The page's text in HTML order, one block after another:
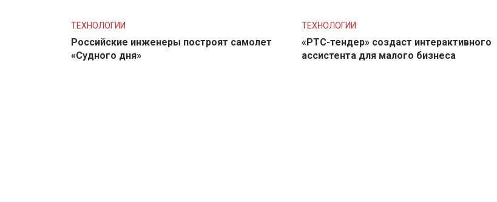
ТЕХНОЛОГИИ
Российские инженеры построят самолет
«Судного дня»
ТЕХНОЛОГИИ
«РТС-тендер» создаст интерактивного
ассистента для малого бизнеса